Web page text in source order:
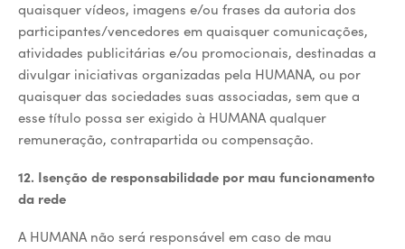
quaisquer vídeos, imagens e/ou frases da autoria dos
participantes/vencedores em quaisquer comunicações,
atividades publicitárias e/ou promocionais, destinadas a
divulgar iniciativas organizadas pela HUMANA, ou por
quaisquer das sociedades suas associadas, sem que a
esse título possa ser exigido à HUMANA qualquer
remuneração, contrapartida ou compensação.
12. Isenção de responsabilidade por mau funcionamento
da rede
A HUMANA não será responsável em caso de mau